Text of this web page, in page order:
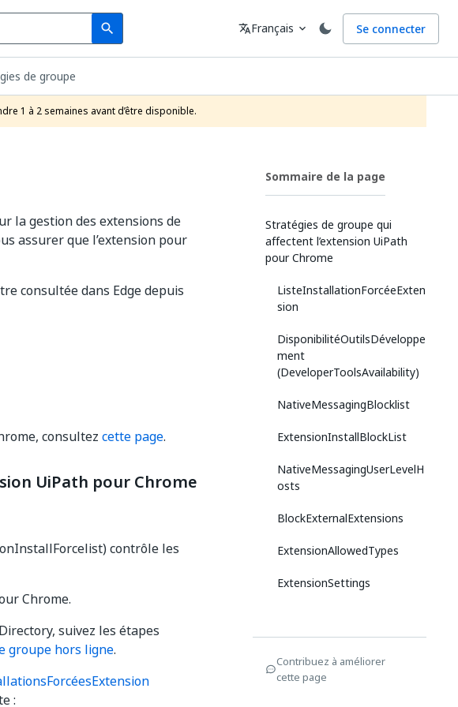
search
Search Langue
translateFrançais expand_more Se connecter
de groupe
1 à 2 semaines avant d’être disponible.
la gestion des extensions de
assurer que l’extension pour
consultée dans Edge depuis
consultez cette page.
UiPath pour Chrome
contrôle les
Chrome.
suivez les étapes
groupe hors ligne.
:
Sommaire de la page
Stratégies de groupe qui
affectent l’extension UiPath
pour Chrome
ListeInstallationForcéeExten
sion
DisponibilitéOutilsDéveloppe
ment
(DeveloperToolsAvailability)
NativeMessagingBlocklist
ExtensionInstallBlockList
NativeMessagingUserLevelH
osts
BlockExternalExtensions
ExtensionAllowedTypes
ExtensionSettings
Contribuez à améliorer
cette page